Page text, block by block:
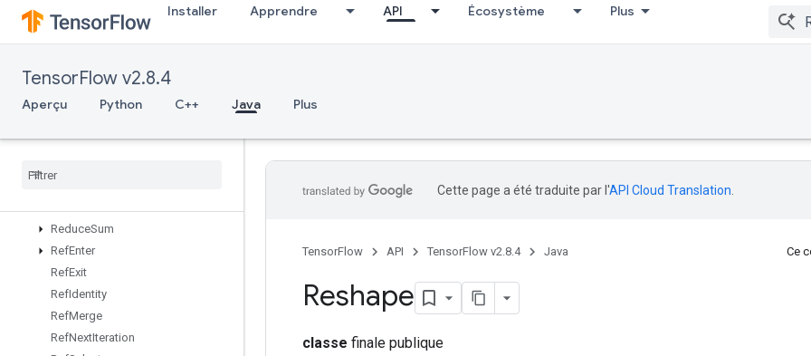
Installer Apprendre API Écosystème Plus
TensorFlow v2.8.4
Aperçu Python C++ Java Plus
ReadVariableXlaSplitND
RebatchDataset
Recv
RecvTPUEmbeddingActivations
ReduceAny
ReduceSum
RefEnter
RefExit
RefIdentity
RefMerge
RefNextIteration
Cette page a été traduite par l'API Cloud Translation
TensorFlow API TensorFlow v2.8.4 Java Ce
Reshape
classe finale publique